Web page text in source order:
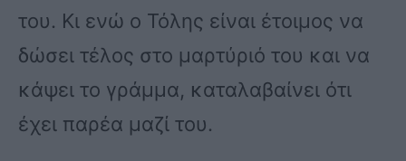
του. Κι ενώ ο Τόλης είναι έτοιμος να
δώσει τέλος στο μαρτύριό του και να
κάψει το γράμμα, καταλαβαίνει ότι
έχει παρέα μαζί του.